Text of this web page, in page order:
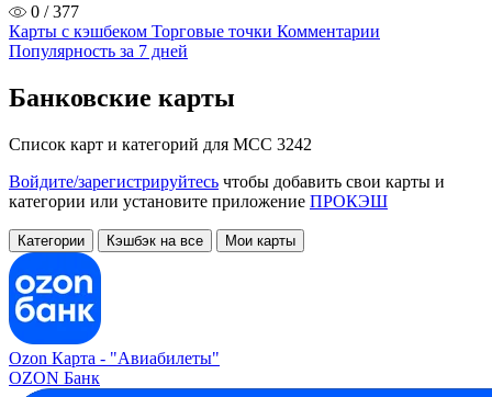
0 / 377
Карты с кэшбеком Торговые точки Комментарии
Популярность за 7 дней
Банковские карты
Список карт и категорий для MCC 3242
Войдите/зарегистрируйтесь чтобы добавить свои карты и
категории или установите приложение ПРОКЭШ
Категории Кэшбэк на все Мои карты
Ozon Карта - "Авиабилеты"
OZON Банк